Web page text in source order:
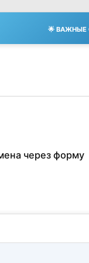
🌟 ВАЖНЫЕ
через форму